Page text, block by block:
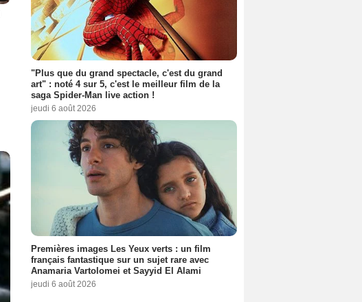
"Plus que du grand spectacle, c'est du grand
art" : noté 4 sur 5, c'est le meilleur film de la
saga Spider-Man live action !
jeudi 6 août 2026
Premières images Les Yeux verts : un film
français fantastique sur un sujet rare avec
Anamaria Vartolomei et Sayyid El Alami
jeudi 6 août 2026